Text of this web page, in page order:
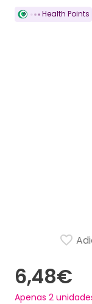
Health Points
6,48€
Apenas 2